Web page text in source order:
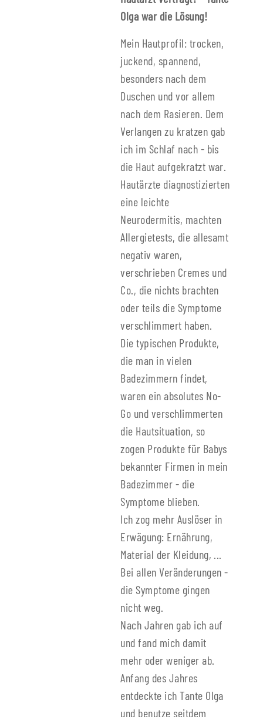
Olga war die Lösung!
Mein Hautprofil: trocken,
juckend, spannend,
besonders nach dem
Duschen und vor allem
nach dem Rasieren. Dem
Verlangen zu kratzen gab
ich im Schlaf nach - bis
die Haut aufgekratzt war.
Hautärzte diagnostizierten
eine leichte
Neurodermitis, machten
Allergietests, die allesamt
negativ waren,
verschrieben Cremes und
Co., die nichts brachten
oder teils die Symptome
verschlimmert haben.
Die typischen Produkte,
die man in vielen
Badezimmern findet,
waren ein absolutes No-
Go und verschlimmerten
die Hautsituation, so
zogen Produkte für Babys
bekannter Firmen in mein
Badezimmer - die
Symptome blieben.
Ich zog mehr Auslöser in
Erwägung: Ernährung,
Material der Kleidung, ...
Bei allen Veränderungen -
die Symptome gingen
nicht weg.
Nach Jahren gab ich auf
und fand mich damit
mehr oder weniger ab.
Anfang des Jahres
entdeckte ich Tante Olga
und benutze seitdem